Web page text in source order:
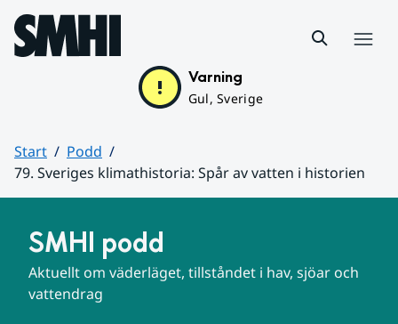
Hoppa till sidans innehåll
Varning
Gul, Sverige
Start
Podd
79. Sveriges klimathistoria: Spår av vatten i historien
SMHI podd
Aktuellt om väderläget, tillståndet i hav, sjöar och
vattendrag